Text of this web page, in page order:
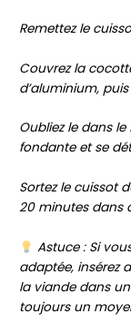
Remettez le
Couvrez la
d’aluminium,
Oubliez le dans
fondante et se
Sortez le cuissot
20 minutes dans
Astuce : Si
adaptée, insérez
la viande dans
toujours un